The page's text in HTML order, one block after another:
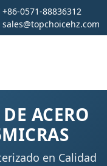
+86-0571-88836312
sales@topchoicehz.com
ACERO
en Calidad